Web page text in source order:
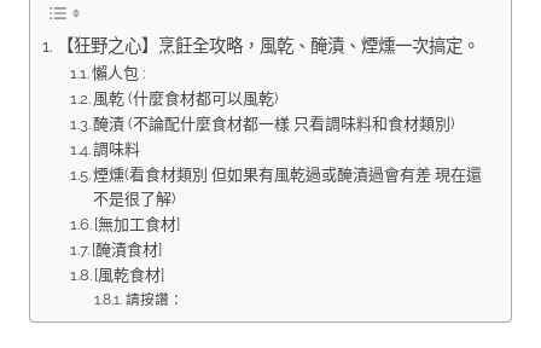
【狂野之心】烹飪全攻略，風乾、醃漬、煙燻一次搞定。
懶人包 :
風乾 (什麼食材都可以風乾)
醃漬 (不論配什麼食材都一樣 只看調味料和食材類別)
調味料
煙燻(看食材類別 但如果有風乾過或醃漬過會有差 現在還
不是很了解)
[無加工食材]
[醃漬食材]
[風乾食材]
請按讚：